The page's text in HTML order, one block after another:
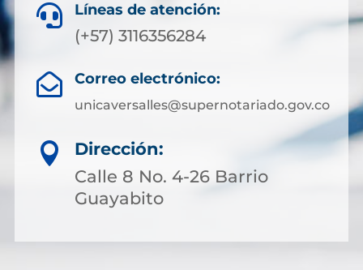
 Líneas de atención:
(+57) 3116356284
 Correo electrónico:
unicaversalles@supernotariado.gov.co

Dirección:
Calle 8 No. 4-26 Barrio
Guayabito